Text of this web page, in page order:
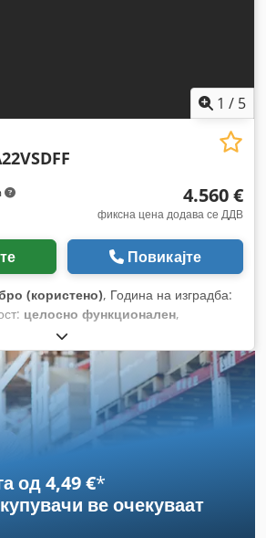
1 / 5
4.560 €
фиксна цена додава се ДДВ
Повикајте
(користено), Година на изградба:
целосно функционален,
од 4,49 €*
ве очекуваат